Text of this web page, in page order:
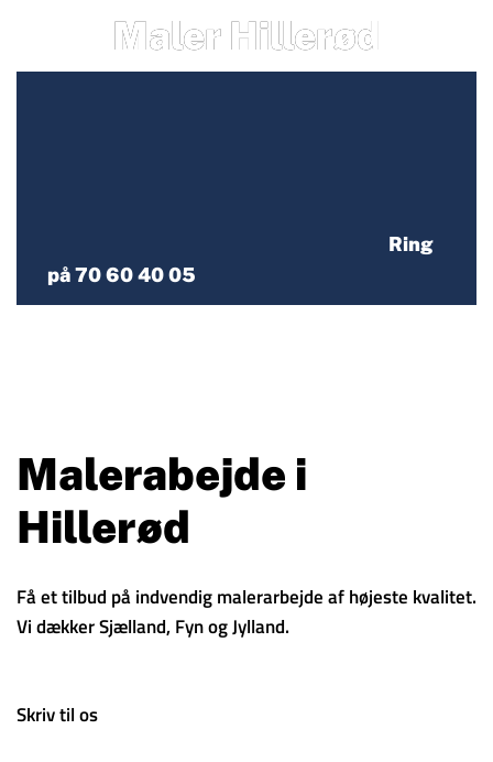
Maler Hillerød
Ring
på 70 60 40 05
Malerabejde i
Hillerød
Få et tilbud på indvendig malerarbejde af højeste kvalitet.
Vi dækker Sjælland, Fyn og Jylland.
Skriv til os